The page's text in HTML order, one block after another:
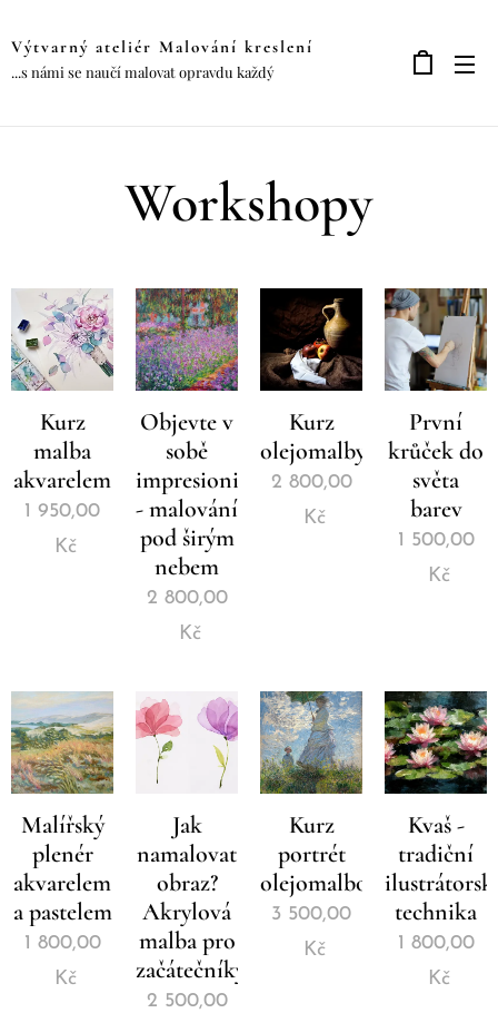
Výtvarný ateliér Malování kreslení
...s námi se naučí malovat opravdu každý
Workshopy
Kurz
malba
akvarelem
1 950,00
Kč
Objevte v
sobě
impresionistu
- malování
pod širým
nebem
2 800,00
Kč
Kurz
olejomalby
2 800,00
Kč
První
krůček do
světa
barev
1 500,00
Kč
Malířský
plenér
akvarelem
a pastelem
1 800,00
Kč
Jak
namalovat
obraz?
Akrylová
malba pro
začátečníky
2 500,00
Kurz
portrét
olejomalbou
3 500,00
Kč
Kvaš -
tradiční
technika
1 800,00
Kč